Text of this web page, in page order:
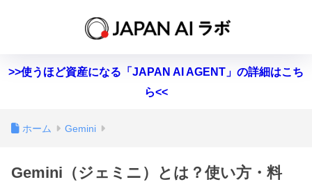
>>使うほど資産になる「JAPAN AI AGENT」の詳細はこち
ら<<
ホーム Gemini
Gemini（ジェミニ）とは？使い方・料